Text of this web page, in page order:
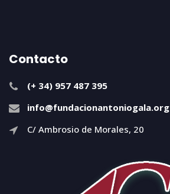
Contacto
(+ 34) 957 487 395
info@fundacionantoniogala.org
C/ Ambrosio de Morales, 20